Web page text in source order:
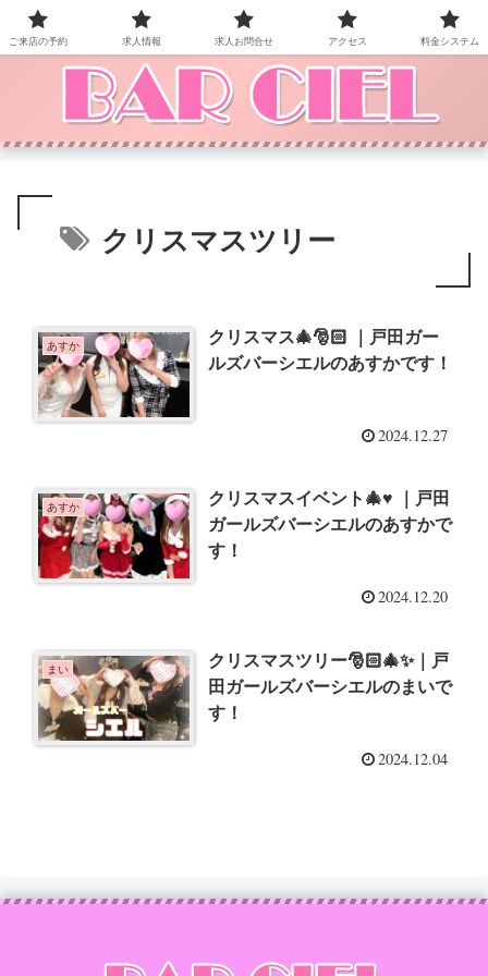
BAR CIEL！ご来店お待ちしています。
クリスマスツリー
あすか
クリスマス🎄🎅🏻 ｜戸田ガー
ルズバーシエルのあすかです！
2024.12.27
あすか
クリスマスイベント🎄♥️ ｜戸田
ガールズバーシエルのあすかで
す！
2024.12.20
まい
クリスマスツリー🎅🏻🎄✨｜戸
田ガールズバーシエルのまいで
す！
2024.12.04
ご来店の予約 求人情報 求人お問合せ アクセス 料金システム